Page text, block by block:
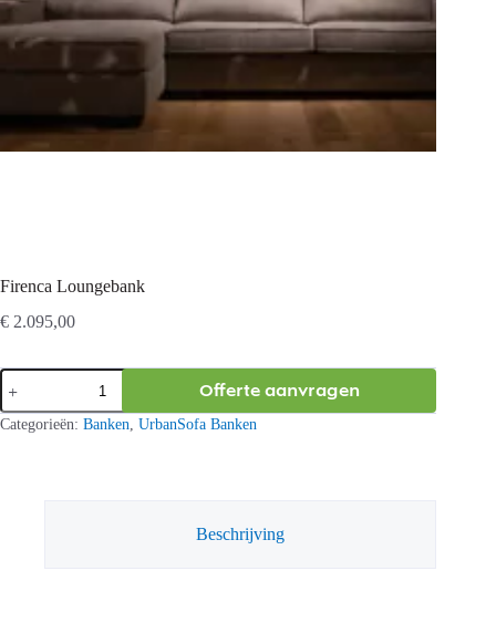
Firenca Loungebank
€ 2.095,00
Firenca
Loungebank
aantal
Offerte aanvragen
Categorieën: Banken, UrbanSofa Banken
Beschrijving